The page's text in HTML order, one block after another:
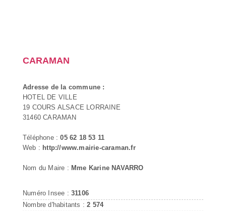
CARAMAN
Adresse de la commune :
HOTEL DE VILLE
19 COURS ALSACE LORRAINE
31460 CARAMAN
Téléphone :05 62 18 53 11
Web : http://www.mairie-caraman.fr
Nom du Maire : Mme Karine NAVARRO
Numéro Insee : 31106
Nombre d'habitants :2 574